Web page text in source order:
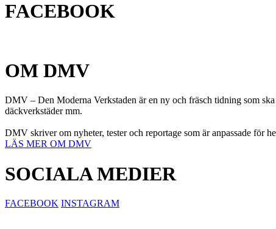
FACEBOOK
OM DMV
DMV – Den Moderna Verkstaden är en ny och fräsch tidning som
däckverkstäder mm.
DMV skriver om nyheter, tester och reportage som är anpassade för
LÄS MER OM DMV
SOCIALA MEDIER
FACEBOOK INSTAGRAM